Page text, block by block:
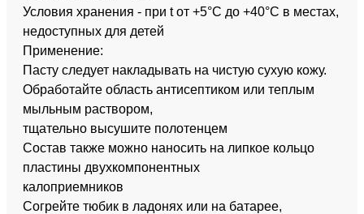
Условия хранения - при t от +5°C до +40°C в местах,
недоступных для детей
Применение:
Пасту следует накладывать на чистую сухую кожу.
Обработайте область антисептиком или теплым
мыльным раствором,
тщательно высушите полотенцем
Состав также можно наносить на липкое кольцо
пластины двухкомпонентных
калоприемников
Согрейте тюбик в ладонях или на батарее,